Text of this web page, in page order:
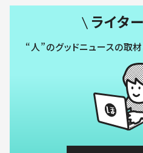
ライタ
“人”のグッドニュースの取